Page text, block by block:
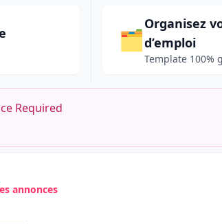
🗂️
Organisez
d’emploi
Template 100%
Required
annonces